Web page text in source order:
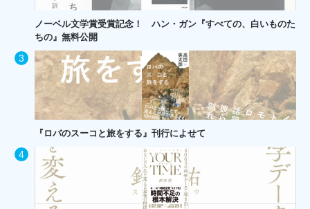
ノーベル文学賞受賞記念！ ハン・ガン『すべての、白いものた
ちの』無料公開
『ロバのスーコと旅をする』刊行によせて